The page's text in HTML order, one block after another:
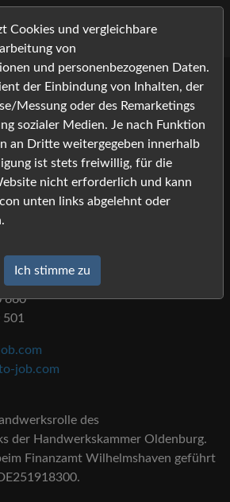
660
job.com
des
der Handwerkskammer Oldenburg.
Finanzamt Wilhelmshaven geführt
Cookies und vergleichbare
von
und personenbezogenen Daten.
der Einbindung von Inhalten, der
Messung oder des Remarketings
sozialer Medien. Je nach Funktion
an Dritte weitergegeben innerhalb
ist stets freiwillig, für die
nicht erforderlich und kann
unten links abgelehnt oder
Ich stimme zu